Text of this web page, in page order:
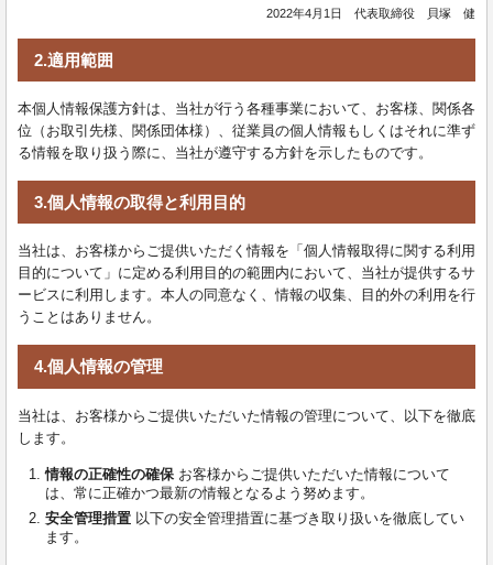
2022年4月1日 代表取締役 貝塚 健
2.適用範囲
本個人情報保護方針は、当社が行う各種事業において、お客様、関係各
位（お取引先様、関係団体様）、従業員の個人情報もしくはそれに準ず
る情報を取り扱う際に、当社が遵守する方針を示したものです。
3.個人情報の取得と利用目的
当社は、お客様からご提供いただく情報を「個人情報取得に関する利用
目的について」に定める利用目的の範囲内において、当社が提供するサ
ービスに利用します。本人の同意なく、情報の収集、目的外の利用を行
うことはありません。
4.個人情報の管理
当社は、お客様からご提供いただいた情報の管理について、以下を徹底
します。
情報の正確性の確保 お客様からご提供いただいた情報について
は、常に正確かつ最新の情報となるよう努めます。
安全管理措置 以下の安全管理措置に基づき取り扱いを徹底してい
ます。